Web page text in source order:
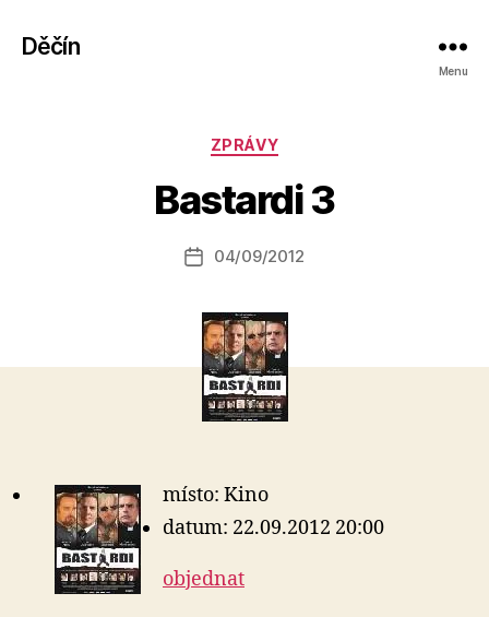
Děčín
Menu
Rubriky
ZPRÁVY
Bastardi 3
Autor
příspěvku
t
o
a
s
o
Datum
04/09/2012
místo: Kino
datum: 22.09.2012 20:00
objednat